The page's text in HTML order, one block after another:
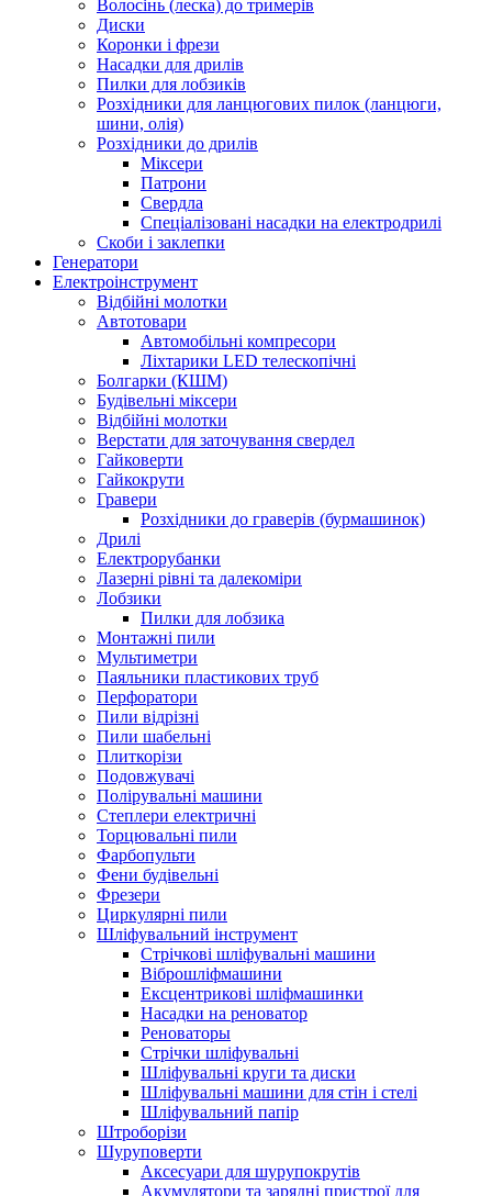
Волосінь (леска) до тримерів
Диски
Коронки і фрези
Насадки для дрилів
Пилки для лобзиків
Розхідники для ланцюгових пилок (ланцюги,
шини, олія)
Розхідники до дрилів
Міксери
Патрони
Свердла
Спеціалізовані насадки на електродрилі
Скоби і заклепки
Генератори
Електроінструмент
Bідбійні молотки
Автотовари
Автомобільні компресори
Ліхтарики LED телескопічні
Болгарки (КШМ)
Будівельні міксери
Відбійні молотки
Верстати для заточування свердел
Гайковерти
Гайкокрути
Гравери
Розхідники до граверів (бурмашинок)
Дрилі
Електрорубанки
Лазерні рівні та далекоміри
Лобзики
Пилки для лобзика
Монтажні пили
Мультиметри
Паяльники пластикових труб
Перфоратори
Пили відрізні
Пили шабельні
Плиткорізи
Подовжувачі
Полірувальні машини
Степлери електричні
Торцювальні пили
Фарбопульти
Фени будівельні
Фрезери
Циркулярні пили
Шліфувальний інструмент
Cтрічкові шліфувальні машини
Віброшліфмашини
Ексцентрикові шліфмашинки
Насадки на реноватор
Реноваторы
Стрічки шліфувальні
Шліфувальні круги та диски
Шліфувальні машини для стін і стелі
Шліфувальний папір
Штроборізи
Шуруповерти
Аксесуари для шурупокрутів
Акумулятори та зарядні пристрої для